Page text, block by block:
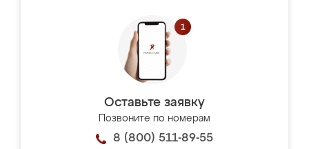
Оставьте заявку
Позвоните по номерам
8 (800) 511-89-55